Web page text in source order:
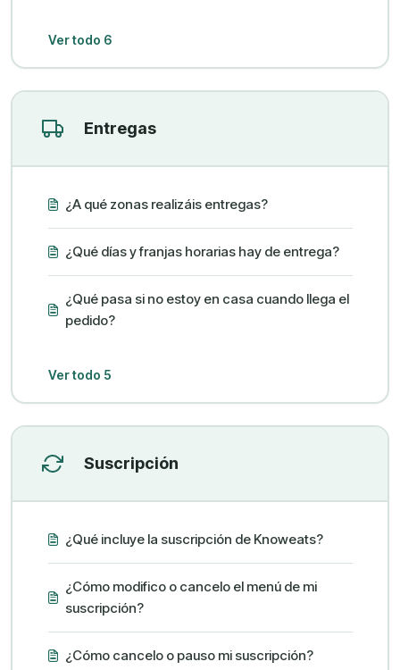
Ver todo 6
Entregas
¿A qué zonas realizáis entregas?
¿Qué días y franjas horarias hay de entrega?
¿Qué pasa si no estoy en casa cuando llega el
pedido?
Ver todo 5
Suscripción
¿Qué incluye la suscripción de Knoweats?
¿Cómo modifico o cancelo el menú de mi
suscripción?
¿Cómo cancelo o pauso mi suscripción?